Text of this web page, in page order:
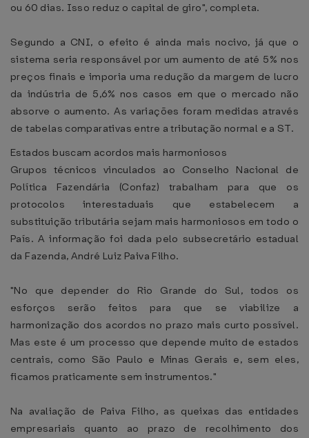
ou 60 dias. Isso reduz o capital de giro", completa.
Segundo a CNI, o efeito é ainda mais nocivo, já que o
sistema seria responsável por um aumento de até 5% nos
preços finais e imporia uma redução da margem de lucro
da indústria de 5,6% nos casos em que o mercado não
absorve o aumento. As variações foram medidas através
de tabelas comparativas entre a tributação normal e a ST.
Estados buscam acordos mais harmoniosos
Grupos técnicos vinculados ao Conselho Nacional de
Política Fazendária (Confaz) trabalham para que os
protocolos interestaduais que estabelecem a
substituição tributária sejam mais harmoniosos em todo o
País. A informação foi dada pelo subsecretário estadual
da Fazenda, André Luiz Paiva Filho.
"No que depender do Rio Grande do Sul, todos os
esforços serão feitos para que se viabilize a
harmonização dos acordos no prazo mais curto possível.
Mas este é um processo que depende muito de estados
centrais, como São Paulo e Minas Gerais e, sem eles,
ficamos praticamente sem instrumentos."
Na avaliação de Paiva Filho, as queixas das entidades
empresariais quanto ao prazo de recolhimento dos